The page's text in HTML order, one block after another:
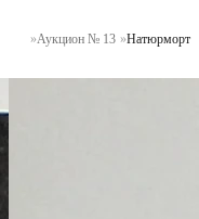
Аукцион № 13 Натюрморт